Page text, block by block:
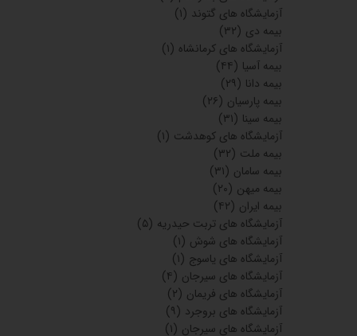
آزمایشگاه های گتوند (۱)
بیمه دی (۳۲)
آزمایشگاه های کرمانشاه (۱)
بیمه آسیا (۴۴)
بیمه دانا (۲۹)
بیمه پارسیان (۲۶)
بیمه سینا (۳۱)
آزمایشگاه های کوهدشت (۱)
بیمه ملت (۳۲)
بیمه سامان (۳۱)
بیمه میهن (۲۰)
بیمه ایران (۴۲)
آزمایشگاه های تربت حیدریه (۵)
آزمایشگاه های شوش (۱)
آزمایشگاه های یاسوج (۱)
آزمایشگاه های سیرجان (۴)
آزمایشگاه های فریمان (۲)
آزمایشگاه های بروجرد (۹)
آزمایشگاه های سیرجان (۱)